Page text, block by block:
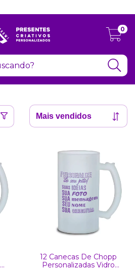
0
12 Canecas De Chopp
Personalizadas Vidro